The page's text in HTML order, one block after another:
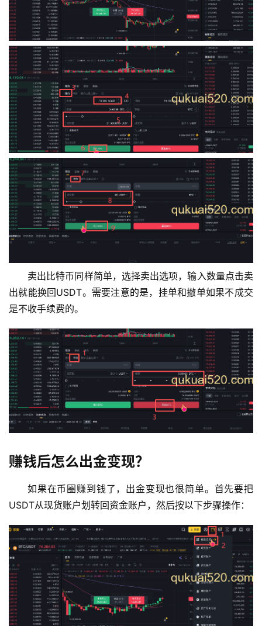
卖出比特币同样简单，选择卖出选项，输入数量点击卖
出就能换回USDT。需要注意的是，挂单和撤单如果不成交
是不收手续费的。
赚钱后怎么出金变现？
如果在币圈赚到钱了，出金变现也很简单。首先要把
USDT从现货账户划转回资金账户，然后按以下步骤操作：